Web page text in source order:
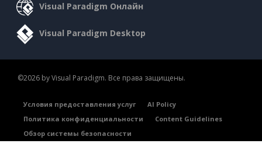
Visual Paradigm Онлайн
Visual Paradigm Desktop
©2026 by Visual Paradigm. Все права защищены.
Условия предоставления услуг
AI Policy
Политика конфиденциальности
Content Guidelines
Обзор системы безопасности